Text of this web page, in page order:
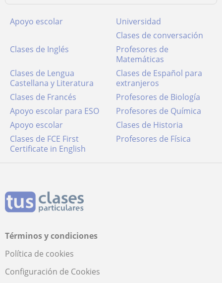
Apoyo escolar
Universidad
Clases de conversación
Clases de Inglés
Profesores de
Matemáticas
Clases de Lengua
Castellana y Literatura
Clases de Español para
extranjeros
Clases de Francés
Profesores de Biología
Apoyo escolar para ESO
Profesores de Química
Apoyo escolar
Clases de Historia
Clases de FCE First
Certificate in English
Profesores de Física
Términos y condiciones
Política de cookies
Configuración de Cookies